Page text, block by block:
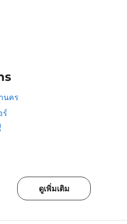
นคร
ร์
ดูเพิ่มเติม